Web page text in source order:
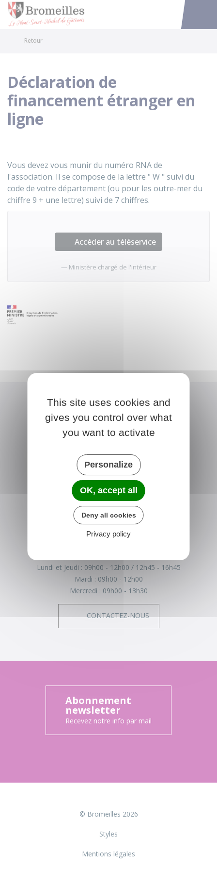
Accéder
Retour
Déclaration de
financement étranger en
ligne
Vous devez vous munir du numéro RNA de
l'association. Il se compose de la lettre " W " suivi du
code de votre département (ou pour les outre-mer du
chiffre 9 + une lettre) suivi de 7 chiffres.
Accéder au téléservice
Ministère chargé de l'intérieur
BROMEILLES
Place de la Mairie
45390 Bromeilles
France
02 38 33 61 91
Lundi et Jeudi : 09h00 - 12h00
12h45 - 16h45
Mardi : 09h00 - 12h00
Mercredi : 09h00 - 13h30
CONTACTEZ-NOUS
Abonnement
newsletter
Recevez notre info par mail
© Bromeilles 2026
Styles
Mentions légales
This site uses cookies and
gives you control over what
you want to activate
Personalize
OK, accept all
Deny all cookies
Privacy policy